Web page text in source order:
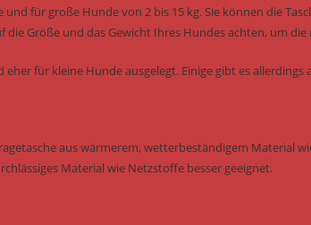
für große Hunde von 2 bis 15 kg. Sie können die
die Größe und das Gewicht Ihres Hundes achten, um
für kleine Hunde ausgelegt. Einige gibt es allerdings
aus wärmerem, wetterbeständigem Material
Material wie Netzstoffe besser geeignet.